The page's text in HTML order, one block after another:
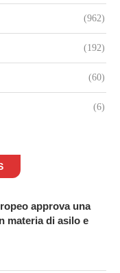
(962)
(192)
(60)
(6)
approva una
materia di asilo e